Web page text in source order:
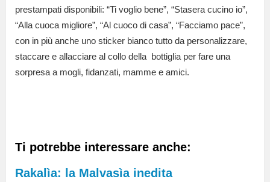
prestampati disponibili: “Ti voglio bene”, “Stasera cucino io”,
“Alla cuoca migliore”, “Al cuoco di casa”, “Facciamo pace”,
con in più anche uno sticker bianco tutto da personalizzare,
staccare e allacciare al collo della bottiglia per fare una
sorpresa a mogli, fidanzati, mamme e amici.
Ti potrebbe interessare anche:
Rakalìa: la Malvasìa inedita